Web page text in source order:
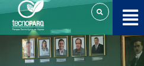
para
o
conteúdo